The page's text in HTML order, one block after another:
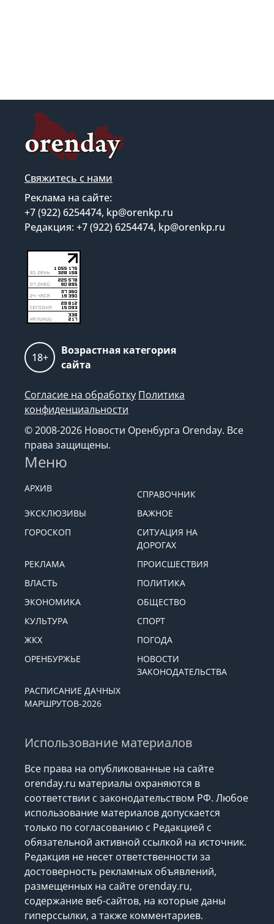
Свяжитесь с нами
Реклама на сайте:
+7 (922) 6254474, kp@orenkp.ru
Редакция: +7 (922) 6254474, kp@orenkp.ru
18+
Возрастная категория
сайта
Согласие на обработку Политика
конфиденциальности
© 2008-2026 Новости Оренбурга Orenday. Все
права защищены.
Меню
АРХИВ
СПРАВОЧНИК
ЭКСКЛЮЗИВЫ
ВАЖНОЕ
ГОРОСКОП
СИТУАЦИЯ НА
ДОРОГАХ
РЕКЛАМА
ПРОИСШЕСТВИЯ
ВЛАСТЬ
ПОЛИТИКА
ЭКОНОМИКА
ОБЩЕСТВО
КУЛЬТУРА
СПОРТ
ЖКХ
ПОГОДА
ОРЕНБУРЖЬЕ
НОВОСТИ
ЗАКОНОДАТЕЛЬСТВА
РАСПИСАНИЕ ДАЧНЫХ
МАРШРУТОВ-2026
Использование материалов
Все права на опубликованные на сайте
orenday.ru материалы охраняются в
соответствии с законодательством РФ. Любое
использование материалов допускается
только по согласованию с Редакцией с
обязательной активной ссылкой на источник.
Редакция не несет ответственности за
достоверность рекламных объявлений,
размещенных на сайте orenday.ru,
содержание веб-сайтов, на которые даны
гиперссылки, а также комментариев.